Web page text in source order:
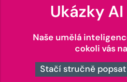
Ukázky
Naše umělá
cokoli vás
Stačí stručně